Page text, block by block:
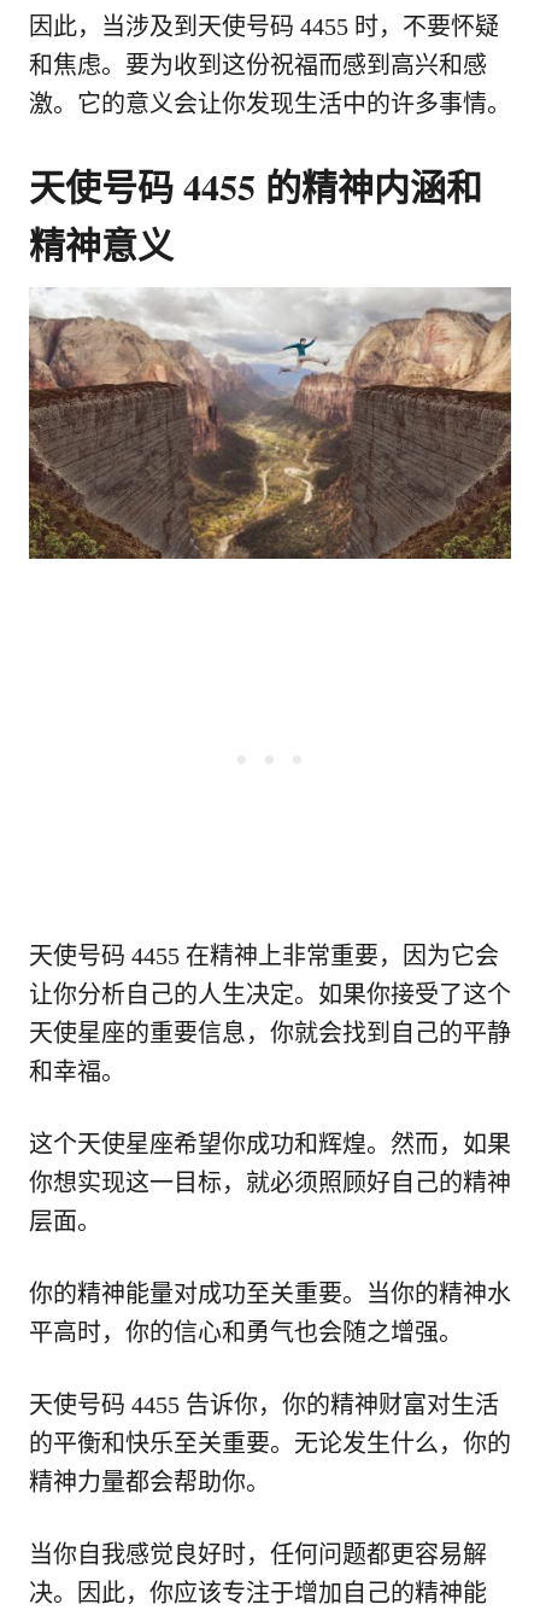
因此，当涉及到天使号码 4455 时，不要怀疑
和焦虑。要为收到这份祝福而感到高兴和感
激。它的意义会让你发现生活中的许多事情。
天使号码 4455 的精神内涵和
精神意义
天使号码 4455 在精神上非常重要，因为它会
让你分析自己的人生决定。如果你接受了这个
天使星座的重要信息，你就会找到自己的平静
和幸福。
这个天使星座希望你成功和辉煌。然而，如果
你想实现这一目标，就必须照顾好自己的精神
层面。
你的精神能量对成功至关重要。当你的精神水
平高时，你的信心和勇气也会随之增强。
天使号码 4455 告诉你，你的精神财富对生活
的平衡和快乐至关重要。无论发生什么，你的
精神力量都会帮助你。
当你自我感觉良好时，任何问题都更容易解
决。因此，你应该专注于增加自己的精神能